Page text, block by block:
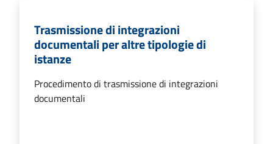
Trasmissione di integrazioni
documentali per altre tipologie di
istanze
Procedimento di trasmissione di integrazioni
documentali